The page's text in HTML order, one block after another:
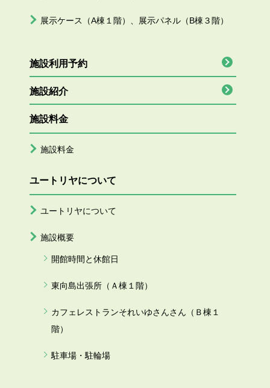
展示ケース（A棟１階）、展示パネル（B棟３階）
施設利用予約
施設紹介
施設料金
施設料金
ユートリヤについて
ユートリヤについて
施設概要
開館時間と休館日
東向島出張所（Ａ棟１階）
カフェレストランそれいゆさんさん（Ｂ棟１
階）
駐車場・駐輪場